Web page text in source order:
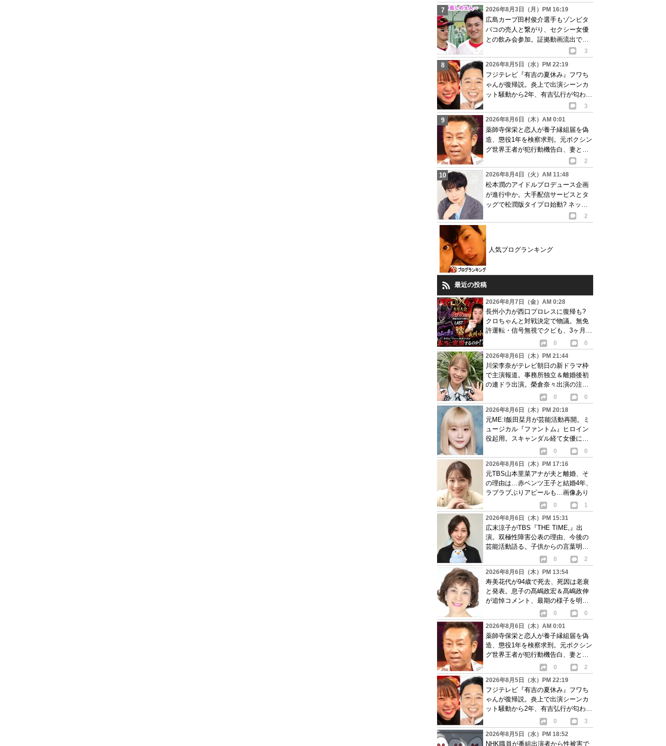
2026年8月3日（月）PM 16:19
広島カープ田村俊介選手もゾンビタ
バコの売人と繋がり、セクシー女優
との飲み会参加。証拠動画流出で波
3
2026年8月5日（水）PM 22:19
フジテレビ『有吉の夏休み』フワち
ゃんが復帰説。炎上で出演シーンカ
ット騒動から2年、有吉弘行が匂わせ
3
2026年8月6日（木）AM 0:01
薬師寺保栄と恋人が養子縁組届を偽
造、懲役1年を検察求刑。元ボクシン
グ世界王者が犯行動機告白、妻と離
2
2026年8月4日（火）AM 11:48
松本潤のアイドルプロデュース企画
が進行中か。大手配信サービスとタ
ッグで松潤版タイプロ始動? ネット
2
人気ブログランキング
最近の投稿
2026年8月7日（金）AM 0:28
長州小力が西口プロレスに復帰も?
クロちゃんと対戦決定で物議。無免
許運転・信号無視でクビも、3ヶ月で
0
0
2026年8月6日（木）PM 21:44
川栄李奈がテレビ朝日の新ドラマ枠
で主演報道。事務所独立＆離婚後初
の連ドラ出演。榮倉奈々出演の注目
0
0
2026年8月6日（木）PM 20:18
元ME:I飯田栞月が芸能活動再開。ミ
ュージカル『ファントム』ヒロイン
役起用。スキャンダル経て女優に転
0
0
2026年8月6日（木）PM 17:16
元TBS山本里菜アナが夫と離婚、そ
の理由は…赤ベンツ王子と結婚4年、
ラブラブぶりアピールも…画像あり
0
1
2026年8月6日（木）PM 15:31
広末涼子がTBS『THE TIME,』出
演。双極性障害公表の理由、今後の
芸能活動語る。子供からの言葉明か
0
2
2026年8月6日（木）PM 13:54
寿美花代が94歳で死去、死因は老衰
と発表。息子の髙嶋政宏＆髙嶋政伸
が追悼コメント、最期の様子を明か
0
0
2026年8月6日（木）AM 0:01
薬師寺保栄と恋人が養子縁組届を偽
造、懲役1年を検察求刑。元ボクシン
グ世界王者が犯行動機告白、妻と離
0
2
2026年8月5日（水）PM 22:19
フジテレビ『有吉の夏休み』フワち
ゃんが復帰説。炎上で出演シーンカ
ット騒動から2年、有吉弘行が匂わせ
0
3
2026年8月5日（水）PM 18:52
NHK職員が番組出演者から性被害で